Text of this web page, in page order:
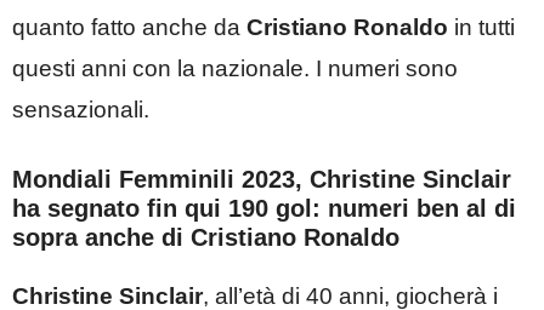
quanto fatto anche da Cristiano Ronaldo in tutti
questi anni con la nazionale. I numeri sono
sensazionali.
Mondiali Femminili 2023, Christine Sinclair
ha segnato fin qui 190 gol: numeri ben al di
sopra anche di Cristiano Ronaldo
Christine Sinclair, all’età di 40 anni, giocherà i